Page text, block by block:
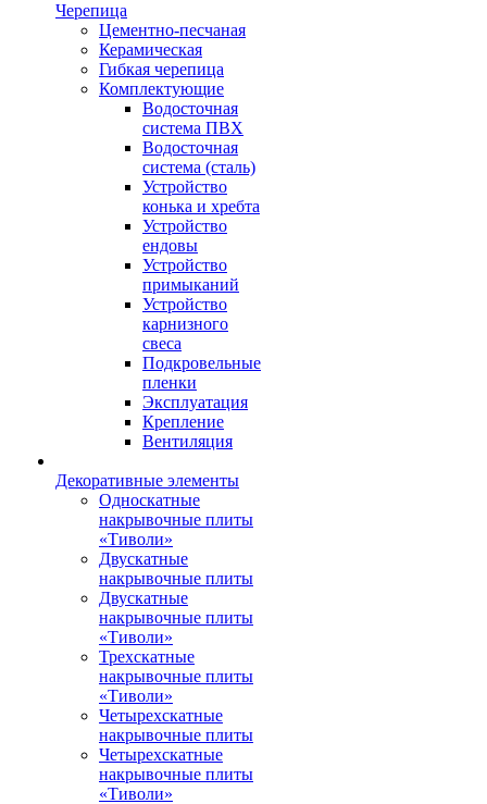
Черепица
Цементно-песчаная
Керамическая
Гибкая черепица
Комплектующие
Водосточная
система ПВХ
Водосточная
система (сталь)
Устройство
конька и хребта
Устройство
ендовы
Устройство
примыканий
Устройство
карнизного
свеса
Подкровельные
пленки
Эксплуатация
Крепление
Вентиляция
Декоративные элементы
Односкатные
накрывочные плиты
«Тиволи»
Двускатные
накрывочные плиты
Двускатные
накрывочные плиты
«Тиволи»
Трехскатные
накрывочные плиты
«Тиволи»
Четырехскатные
накрывочные плиты
Четырехскатные
накрывочные плиты
«Тиволи»